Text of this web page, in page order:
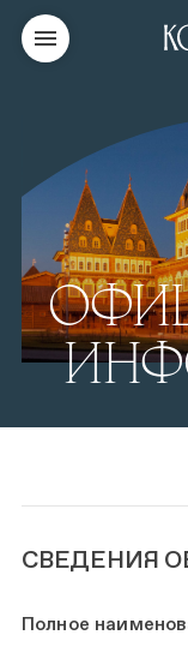
СВЕДЕНИЯ
Полное